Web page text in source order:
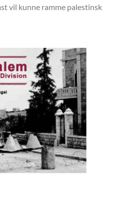
vil kunne ramme palestinsk